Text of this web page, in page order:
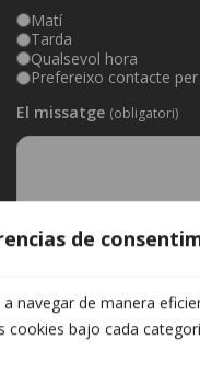
de
navegar de manera
cookies bajo cada
Matí
Tarda
Qualsevol hora
Prefereixo contacte
El missatge (obligatori)
INFORMACIÓ PROTECCIÓ DE
Finalitats: Respondre a les vostres